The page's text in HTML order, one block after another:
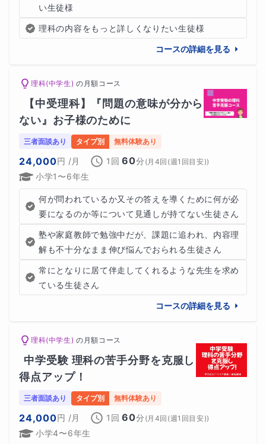
★科学者・数学者 ニュートン
7世紀のイギリスで活躍した科学者であり、数学者でもあ
ったアイザック・ニュートンは、学校に通わず家庭教師に
ン語やギリシャ語、論理学、数学など、当時の学問の基盤
となる幅広い分野を網羅し、非常に高度で緻密でした。こ
のような教育のおかげでギフテッドの才能が開花し、彼は
後に万有引力の法則を発見し、微積分の発展にも大きく貢
献することとなりました。
★世界の劇作家 シェイクスピア
イギリスの劇作家であり、世界的に名高いウィリアム・シ
ェイクスピアは、家庭教師の指導のもとで文学や歴史を学
んでいました。彼が受けた教育は、彼の作品において非常
に大きな影響を与えており、その豊かな知識と創造力がギ
★電話機を発明 グラハム・ベル
グラハム・ベルは、スコットランド生まれのアメリカの発
明家であり、科学者でした。彼は、世界初の電話機を発明
したことで知られており、その業績は現代の通信技術の基
い生徒様
理科の内容をもっと詳しくなりたい生徒様
コースの詳細を見る
理科(中学生) の 月額コース
【中受理科】『問題の意味が分から
ない』お子様のために
三者面談あり タイプ別 無料体験あり
24,000円 /月 1回 60分 (月4回(週1回目安))
小学1〜6年生
何が問われているか又その答えを導くために何が必
要になるのか等について見通しが持てない生徒さん
塾や家庭教師で勉強中だが、課題に追われ、内容理
解も不十分なまま伸び悩んでおられる生徒さん
常にとなりに居て伴走してくれるような先生を求め
ている生徒さん
コースの詳細を見る
理科(中学生) の 月額コース
中学受験 理科の苦手分野を克服し
得点アップ！
三者面談あり タイプ別 無料体験あり
24,000円 /月 1回 60分 (月4回(週1回目安))
小学4〜6年生